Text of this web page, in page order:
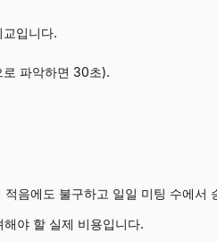
입니다.
파악하면 30초).
음에도 불구하고 일일 미팅 수에서
야 할 실제 비용입니다.